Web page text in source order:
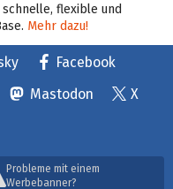
flexible und
Mehr dazu!
Facebook
Mastodon
X
Probleme mit einem
Werbebanner?